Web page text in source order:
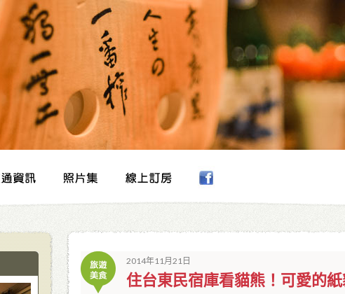
2014年11月21日
住台東民宿庫看貓熊！可愛的